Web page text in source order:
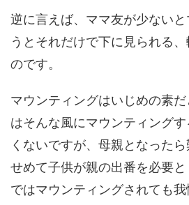
逆に言えば、ママ友が少ない
うとそれだけで下に見られる
のです。
マウンティングはいじめの素
はそんな風にマウンティング
くないですが、母親となったら
せめて子供が親の出番を必要
ではマウンティングされても